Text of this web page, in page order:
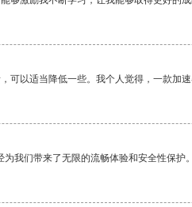
可以适当降低一些。我个人觉得，一款加
我们带来了无限的流畅体验和安全性保护。